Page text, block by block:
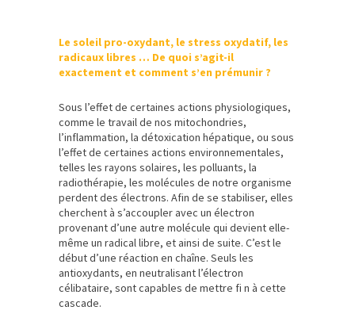
Le soleil pro-oxydant, le stress oxydatif, les
radicaux libres … De quoi s’agit-il
exactement et comment s’en prémunir ?
Sous l’effet de certaines actions physiologiques,
comme le travail de nos mitochondries,
l’inflammation, la détoxication hépatique, ou sous
l’effet de certaines actions environnementales,
telles les rayons solaires, les polluants, la
radiothérapie, les molécules de notre organisme
perdent des électrons. Afin de se stabiliser, elles
cherchent à s’accoupler avec un électron
provenant d’une autre molécule qui devient elle-
même un radical libre, et ainsi de suite. C’est le
début d’une réaction en chaîne. Seuls les
antioxydants, en neutralisant l’électron
célibataire, sont capables de mettre fi n à cette
cascade.